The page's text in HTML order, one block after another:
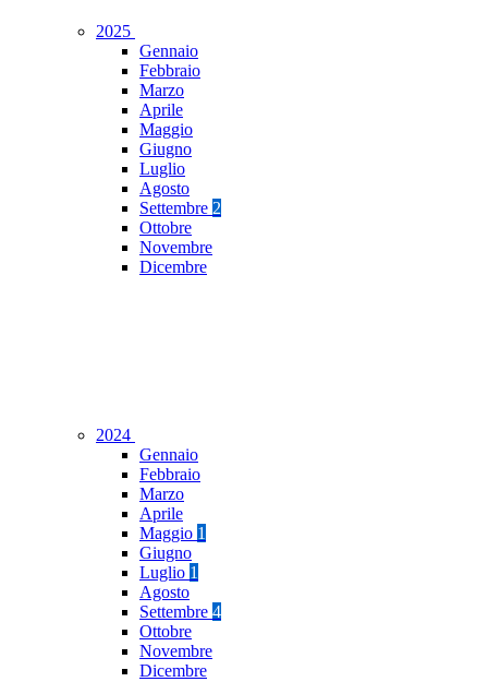
2025
Gennaio
Febbraio
Marzo
Aprile
Maggio
Giugno
Luglio
Agosto
Settembre 2
Ottobre
Novembre
Dicembre
2024
Gennaio
Febbraio
Marzo
Aprile
Maggio 1
Giugno
Luglio 1
Agosto
Settembre 4
Ottobre
Novembre
Dicembre